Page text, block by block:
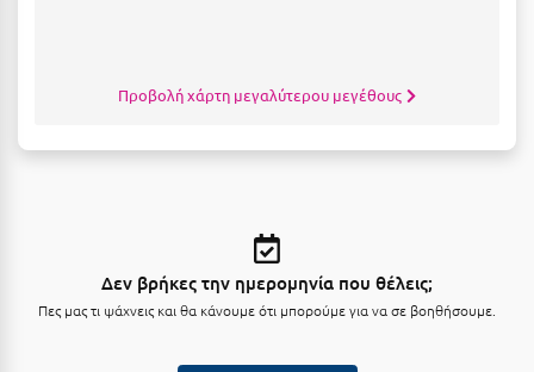
Κατερίνη
Προβολή χάρτη μεγαλύτερου μεγέθους
Δεν βρήκες την ημερομηνία που θέλεις;
Πες μας τι ψάχνεις και θα κάνουμε ότι μπορούμε για να σε βοηθήσουμε.